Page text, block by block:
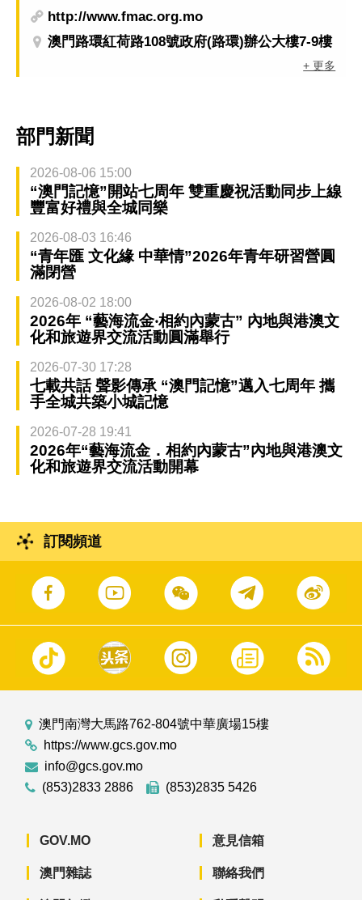
http://www.fmac.org.mo
澳門路環紅荷路108號政府(路環)辦公大樓7-9樓
+ 更多
部門新聞
2026-08-06 15:00
“澳門記憶”開站七周年 雙重慶祝活動同步上線
豐富好禮與全城同樂
2026-08-03 16:46
“青年匯 文化緣 中華情”2026年青年研習營圓
滿閉營
2026-08-02 18:00
2026年 “藝海流金‧相約內蒙古” 內地與港澳文
化和旅遊界交流活動圓滿舉行
2026-07-30 17:28
七載共話 聲影傳承 “澳門記憶”邁入七周年 攜
手全城共築小城記憶
2026-07-28 19:41
2026年“藝海流金．相約內蒙古”內地與港澳文
化和旅遊界交流活動開幕
訂閱頻道
澳門南灣大馬路762-804號中華廣場15樓
https://www.gcs.gov.mo
info@gcs.gov.mo
(853)2833 2886
(853)2835 5426
GOV.MO
澳門雜誌
意見信箱
聯絡我們